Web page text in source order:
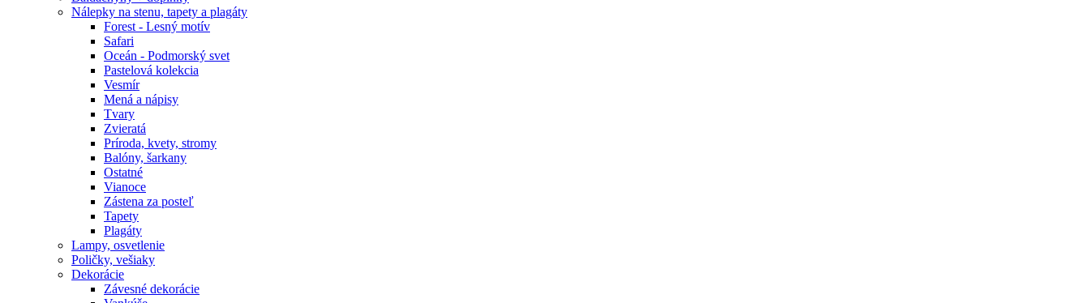
Nálepky na stenu, tapety a plagáty
Forest - Lesný motív
Safari
Oceán - Podmorský svet
Pastelová kolekcia
Vesmír
Mená a nápisy
Tvary
Zvieratá
Príroda, kvety, stromy
Balóny, šarkany
Ostatné
Vianoce
Zástena za posteľ
Tapety
Plagáty
Lampy, osvetlenie
Poličky, vešiaky
Dekorácie
Závesné dekorácie